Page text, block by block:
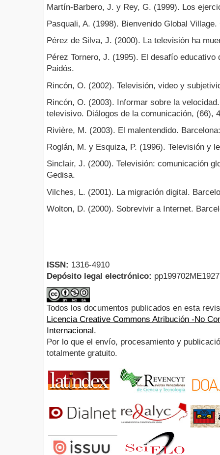
Martín-Barbero, J. y Rey, G. (1999). Los
Pasquali, A. (1998). Bienvenido Global
Pérez de Silva, J. (2000). La televisión ha
Pérez Tornero, J. (1995). El desafío
Paidós.
Rincón, O. (2002). Televisión, video y
Rincón, O. (2003). Informar sobre la
televisivo. Diálogos de la comunicación, (66),
Rivière, M. (2003). El malentendido.
Roglán, M. y Esquiza, P. (1996). Televisión y
Sinclair, J. (2000). Televisión: comunicación
Gedisa.
Vilches, L. (2001). La migración digital.
Wolton, D. (2000). Sobrevivir a Internet.
ISSN: 1316-4910
Depósito legal electrónico:
Todos los documentos publicados en esta
Licencia Creative Commons Atribución -No
Internacional.
Por lo que el envío, procesamiento y
totalmente gratuito.